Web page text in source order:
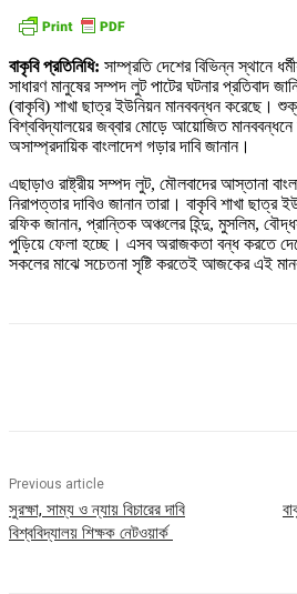
বাকৃবি প্রতিনিধি: সাম্প্রতি দেশের বিভিন্ন স্থানে
সাধারণ মানুষের সম্পদ লুট পাটের ঘটনার প্রতিবাদ
(বাকৃবি) শাখা ছাত্র ইউনিয়ন মানববন্ধন করেছে।
বিশ্ববিদ্যালয়ের জব্বার মোড়ে আয়োজিত মানববন্ধনে
অসাম্প্রদায়িক বাংলাদেশ গড়ার দাবি জানান।
এছাড়াও রাষ্ট্রীয় সম্পদ লুট, মৌলবাদের আস্তানা
নিরাপত্তার দাবিও জানান তারা। বাকৃবি শাখা
রফিক জানান, প্রান্তিক অঞ্চলের হিন্দু, মুসলিম,
পুড়িয়ে ফেলা হচ্ছে। এসব অরাজকতা বন্ধ করতে
সকলের মাঝে সচেতনা সৃষ্টি করতেই আজকের এই
Previous article
সুরক্ষা, সাম্য ও ন্যায় বিচারের দাবি
বিশ্ববিদ্যালয় শিক্ষক নেটওয়ার্ক